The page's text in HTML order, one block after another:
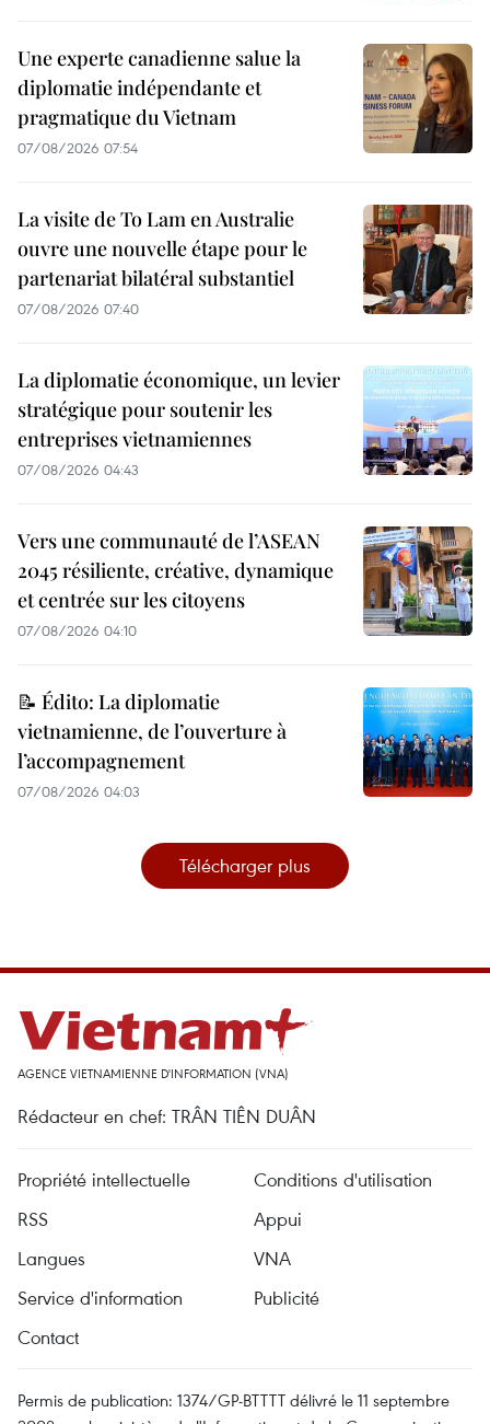
Une experte canadienne salue la
diplomatie indépendante et
pragmatique du Vietnam
07/08/2026 07:54
La visite de To Lam en Australie
ouvre une nouvelle étape pour le
partenariat bilatéral substantiel
07/08/2026 07:40
La diplomatie économique, un levier
stratégique pour soutenir les
entreprises vietnamiennes
07/08/2026 04:43
Vers une communauté de l’ASEAN
2045 résiliente, créative, dynamique
et centrée sur les citoyens
07/08/2026 04:10
📝 Édito: La diplomatie
vietnamienne, de l’ouverture à
l’accompagnement
07/08/2026 04:03
Télécharger plus
AGENCE VIETNAMIENNE D'INFORMATION (VNA)
Rédacteur en chef: TRÂN TIÊN DUÂN
Propriété intellectuelle
Conditions d'utilisation
RSS
Appui
Langues
VNA
Service d'information
Publicité
Contact
Permis de publication: 1374/GP-BTTTT délivré le 11 septembre